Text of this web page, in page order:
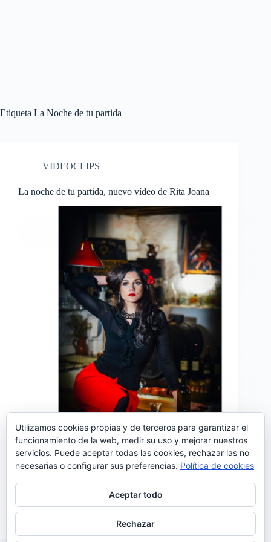
Etiqueta La Noche de tu partida
VIDEOCLIPS
La noche de tu partida, nuevo vídeo de Rita Joana
‘La Noche de Tu Partida’ es el primer avance
de»Cine», el nuevo disco de Rita Joana. Este primer
single es una canción de Oswaldo Oropeza Peña, un
compositor venezolano conocido en América Latina
y ampliamente reconocido en Méjico. Sobre la
elección…
Noemí Sánchez
22/03/2019
Utilizamos cookies propias y de terceros para garantizar el
funcionamiento de la web, medir su uso y mejorar nuestros
servicios. Puede aceptar todas las cookies, rechazar las no
necesarias o configurar sus preferencias. Política de cookies
Aceptar todo
Rechazar